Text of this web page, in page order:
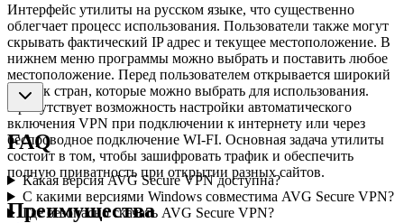
Интерфейс утилиты на русском языке, что существенно
облегчает процесс использования. Пользователи также могут
скрывать фактический IP адрес и текущее местоположение. В
нижнем меню программы можно выбрать и поставить любое
местоположение. Перед пользователем открывается широкий
список стран, которые можно выбрать для использования.
Присутствует возможность настройки автоматического
включения VPN при подключении к интернету или через
беспроводное подключение WI-FI. Основная задача утилиты
состоит в том, чтобы зашифровать трафик и обеспечить
полную приватность при открытии разных сайтов.
Преимущества
FAQ
Какая версия AVG Secure VPN доступна?
С какими версиями Windows совместима AVG Secure VPN?
Где безопасно скачать AVG Secure VPN?